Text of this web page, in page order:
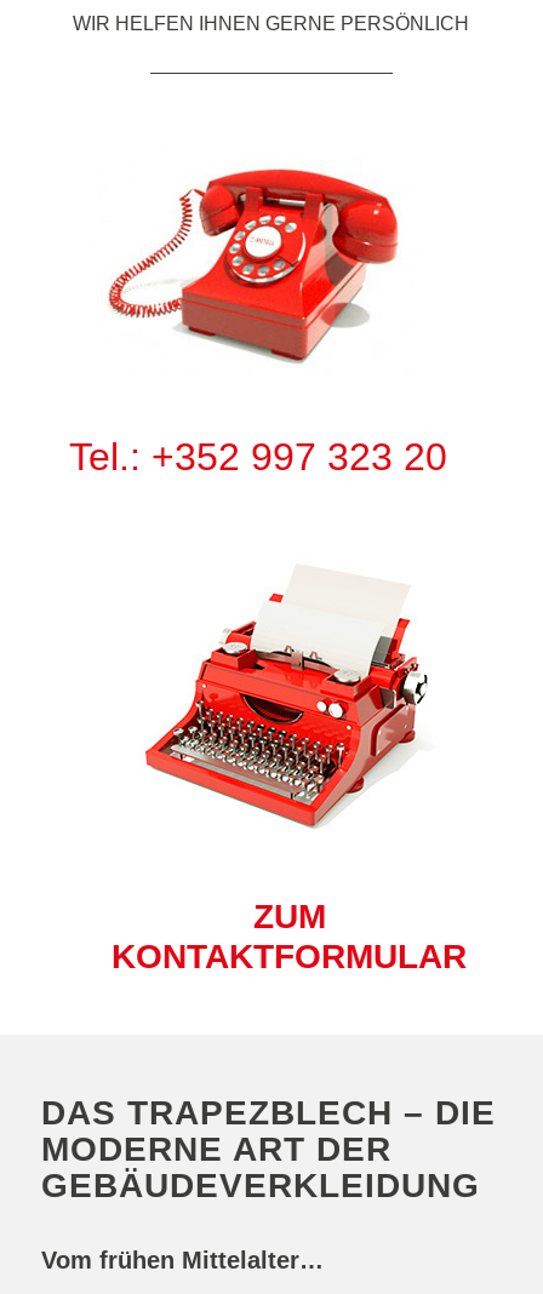
WIR HELFEN IHNEN GERNE PERSÖNLICH
Tel.: +352 997 323 20
ZUM
KONTAKTFORMULAR
DAS TRAPEZBLECH – DIE
MODERNE ART DER
GEBÄUDEVERKLEIDUNG
Vom frühen Mittelalter…